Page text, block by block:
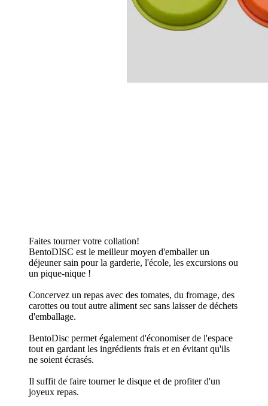
Faites tourner votre collation!
BentoDISC est le meilleur moyen d'emballer un
déjeuner sain pour la garderie, l'école, les excursions ou
un pique-nique !
Concervez un repas avec des tomates, du fromage, des
carottes ou tout autre aliment sec sans laisser de déchets
d'emballage.
BentoDisc permet également d'économiser de l'espace
tout en gardant les ingrédients frais et en évitant qu'ils
ne soient écrasés.
Il suffit de faire tourner le disque et de profiter d'un
joyeux repas.